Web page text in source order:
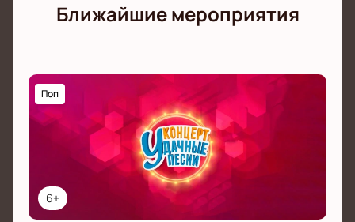
Ближайшие мероприятия
6+
Поп